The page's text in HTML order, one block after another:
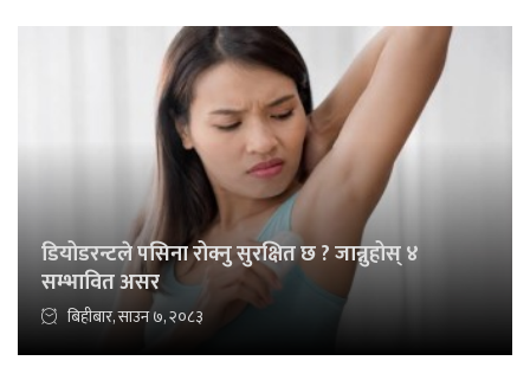
डियोडरन्टले पसिना रोक्नु सुरक्षित छ ? जान्नुहोस् ४
सम्भावित असर
बिहीबार, साउन ७, २०८३